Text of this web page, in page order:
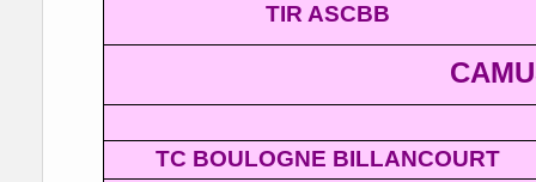
TIR ASCBB
TC BOULOGNE BILLANCOURT